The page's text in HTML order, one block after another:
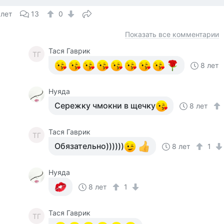
13 0
Показать все комментарии
ТГ
Тася Гаврик
8 лет
Нуяда
Сережку чмокни в щечку 8 лет
ТГ Тася Гаврик
Обязательно)))))) 8 лет 1
Нуяда
8 лет
1
ТГ
Тася Гаврик